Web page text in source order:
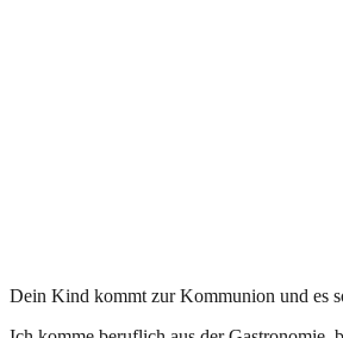
Dein Kind kommt zur Kommunion und es